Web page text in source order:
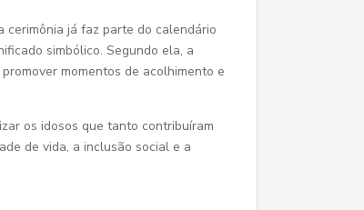
cerimônia já faz parte do calendário
simbólico. Segundo ela, a
momentos de acolhimento e
os idosos que tanto contribuíram
de vida, a inclusão social e a